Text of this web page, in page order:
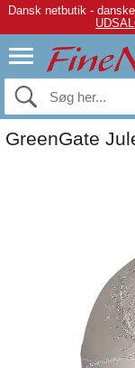
Dansk netbutik -
GreenGate